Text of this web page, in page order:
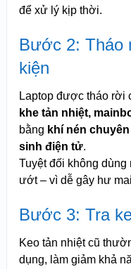
để xử lý kịp thời.
Bước 2: Tháo
kiện
Laptop được tháo rời
khe tản nhiệt,
bằng khí nén
sinh điện tử.
Tuyệt đối không dùng
ướt – vì dễ gây hư
Bước 3: Tra
Keo tản nhiệt cũ
dụng, làm giảm khả